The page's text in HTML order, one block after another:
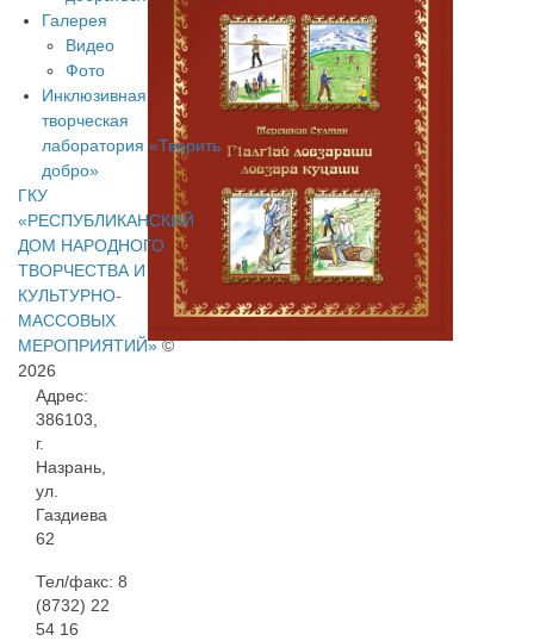
Галерея
Видео
Фото
Инклюзивная
творческая
лаборатория «Творить
добро»
ГКУ
«РЕСПУБЛИКАНСКИЙ
ДОМ НАРОДНОГО
ТВОРЧЕСТВА И
КУЛЬТУРНО-
МАССОВЫХ
МЕРОПРИЯТИЙ»©
2026
Адрес:
386103,
г.
Назрань,
ул.
Газдиева
62
Тел/факс: 8
(8732) 22
54 16